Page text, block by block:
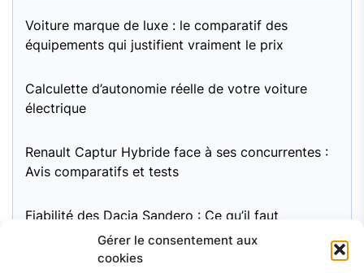
Gérer le consentement aux
cookies
Voiture marque de luxe : le comparatif des
équipements qui justifient vraiment le prix
Calculette d’autonomie réelle de votre voiture
électrique
Renault Captur Hybride face à ses concurrentes :
Avis comparatifs et tests
Fiabilité des Dacia Sandero : Ce qu’il faut